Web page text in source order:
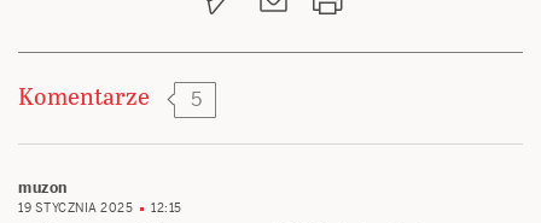
Komentarze 5
muzon
19 STYCZNIA 2025 12:15